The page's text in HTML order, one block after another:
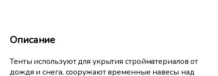
Описание
Тенты используют для укрытия стройматериалов от
дождя и снега, сооружают временные навесы над